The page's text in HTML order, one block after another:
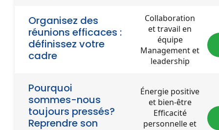
Organisez des
réunions efficaces :
définissez votre
cadre
Collaboration
et travail en
équipe
Management et
leadership
Pourquoi
sommes-nous
toujours pressés?
Reprendre son
Énergie positive
et bien-être
Efficacité
personnelle et